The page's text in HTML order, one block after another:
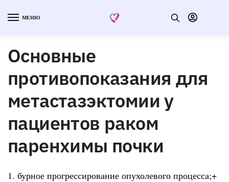
МЕНЮ
Основные
противопоказания для
метастазэктомии у
пациентов раком
паренхимы почки
1. бурное прогрессирование опухолевого процесса;+